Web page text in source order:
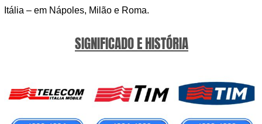
Itália – em Nápoles, Milão e Roma.
SIGNIFICADO E HISTÓRIA